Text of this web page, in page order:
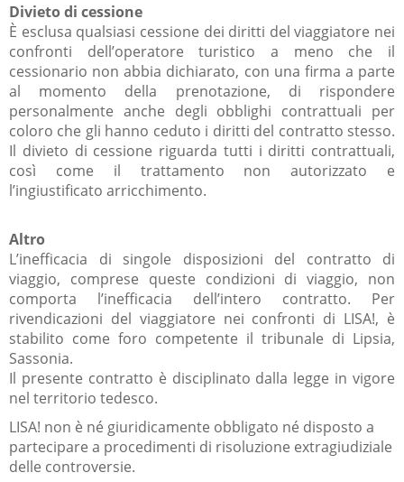
Divieto di cessione
È esclusa qualsiasi cessione dei diritti del viaggiatore nei
confronti dell’operatore turistico a meno che il
cessionario non abbia dichiarato, con una firma a parte
al momento della prenotazione, di rispondere
personalmente anche degli obblighi contrattuali per
coloro che gli hanno ceduto i diritti del contratto stesso.
Il divieto di cessione riguarda tutti i diritti contrattuali,
così come il trattamento non autorizzato e
l’ingiustificato arricchimento.
Altro
L’inefficacia di singole disposizioni del contratto di
viaggio, comprese queste condizioni di viaggio, non
comporta l’inefficacia dell’intero contratto. Per
rivendicazioni del viaggiatore nei confronti di LISA!, è
stabilito come foro competente il tribunale di Lipsia,
Sassonia.
Il presente contratto è disciplinato dalla legge in vigore
nel territorio tedesco.
LISA! non è né giuridicamente obbligato né disposto a
partecipare a procedimenti di risoluzione extragiudiziale
delle controversie.